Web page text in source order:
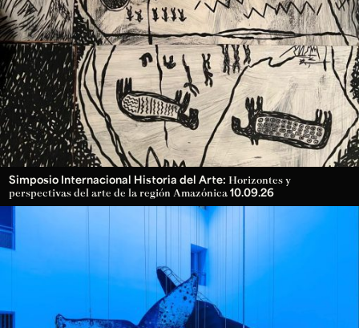
Simposio Internacional Historia del Arte: Horizontes y
perspectivas del arte de la región Amazónica 10.09.26